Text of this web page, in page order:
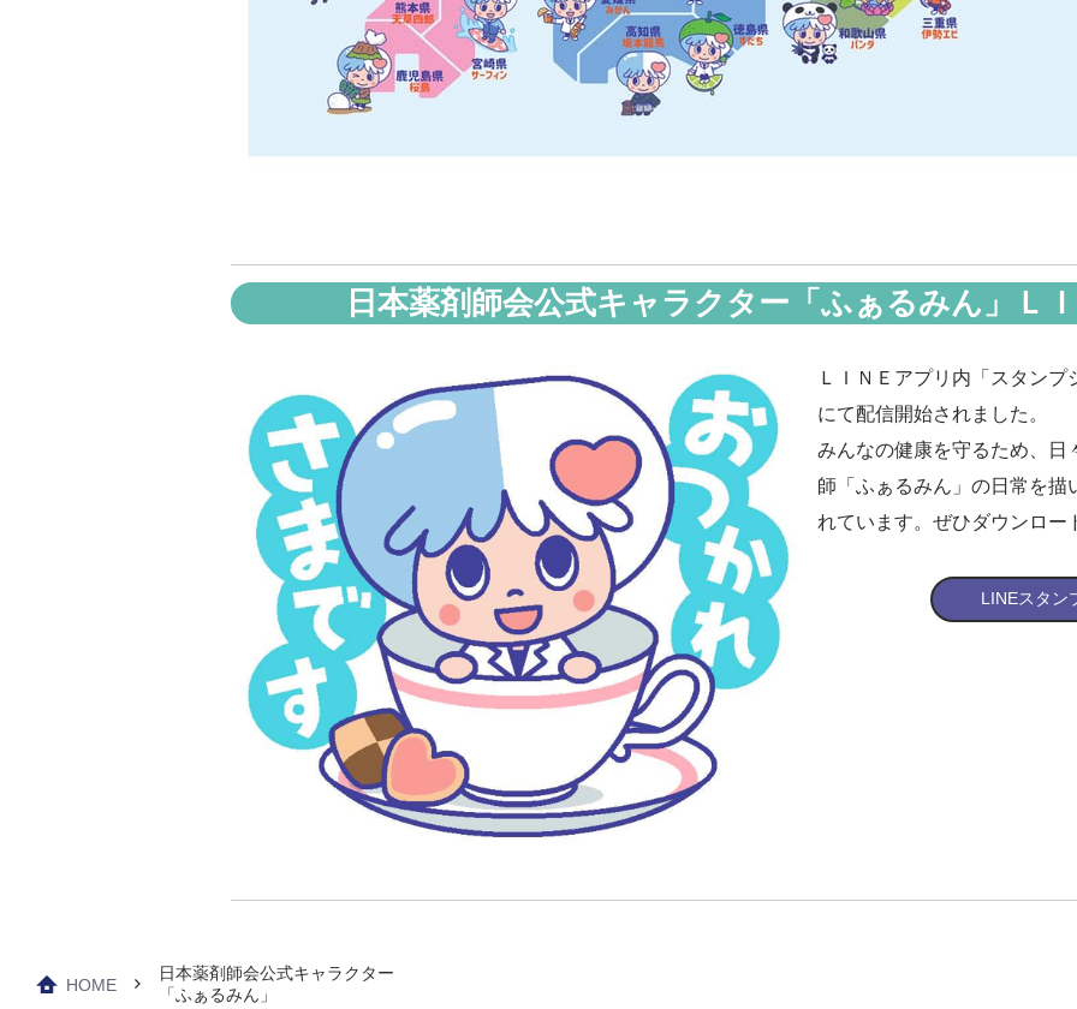
日本薬剤師会公式キャラクター「ふぁるみん」Ｌ
ＬＩＮＥアプリ内「スタン
にて配信開始されました。
みんなの健康を守るため、日
師「ふぁるみん」の日常を描
れています。ぜひダウンロー
LINEスタン
HOME
日本薬剤師会公式キャラクター
「ふぁるみん」